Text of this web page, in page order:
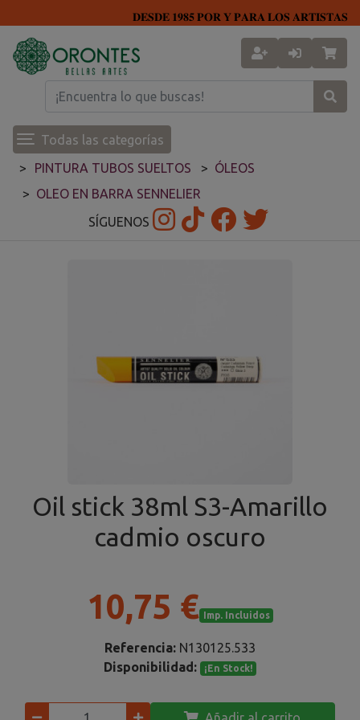
𝐃𝐄𝐒𝐃𝐄 𝟏𝟗𝟖𝟓 𝐏𝐎𝐑 𝐘 𝐏𝐀𝐑𝐀 𝐋𝐎𝐒 𝐀𝐑𝐓𝐈𝐒𝐓𝐀𝐒
Todas las categorías
PINTURA TUBOS SUELTOS
ÓLEOS
OLEO EN BARRA SENNELIER
SÍGUENOS
Oil stick 38ml S3-Amarillo
cadmio oscuro
10,75 € Imp. Incluidos
Referencia: N130125.533
Disponibilidad:
¡En Stock!